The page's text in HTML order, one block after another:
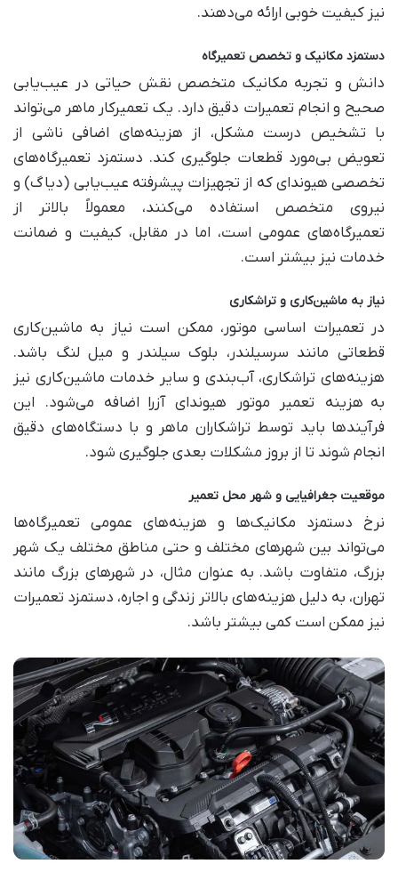
نیز کیفیت خوبی ارائه می‌دهند.
دستمزد مکانیک و تخصص تعمیرگاه
دانش و تجربه مکانیک متخصص نقش حیاتی در عیب‌یابی
صحیح و انجام تعمیرات دقیق دارد. یک تعمیرکار ماهر می‌تواند
با تشخیص درست مشکل، از هزینه‌های اضافی ناشی از
تعویض بی‌مورد قطعات جلوگیری کند. دستمزد تعمیرگاه‌های
تخصصی هیوندای که از تجهیزات پیشرفته عیب‌یابی (دیاگ) و
نیروی متخصص استفاده می‌کنند، معمولاً بالاتر از
تعمیرگاه‌های عمومی است، اما در مقابل، کیفیت و ضمانت
خدمات نیز بیشتر است.
نیاز به ماشین‌کاری و تراشکاری
در تعمیرات اساسی موتور، ممکن است نیاز به ماشین‌کاری
قطعاتی مانند سرسیلندر، بلوک سیلندر و میل لنگ باشد.
هزینه‌های تراشکاری، آب‌بندی و سایر خدمات ماشین‌کاری نیز
به هزینه تعمیر موتور هیوندای آزرا اضافه می‌شود. این
فرآیندها باید توسط تراشکاران ماهر و با دستگاه‌های دقیق
انجام شوند تا از بروز مشکلات بعدی جلوگیری شود.
موقعیت جغرافیایی و شهر محل تعمیر
نرخ دستمزد مکانیک‌ها و هزینه‌های عمومی تعمیرگاه‌ها
می‌تواند بین شهرهای مختلف و حتی مناطق مختلف یک شهر
بزرگ، متفاوت باشد. به عنوان مثال، در شهرهای بزرگ مانند
تهران، به دلیل هزینه‌های بالاتر زندگی و اجاره، دستمزد تعمیرات
نیز ممکن است کمی بیشتر باشد.